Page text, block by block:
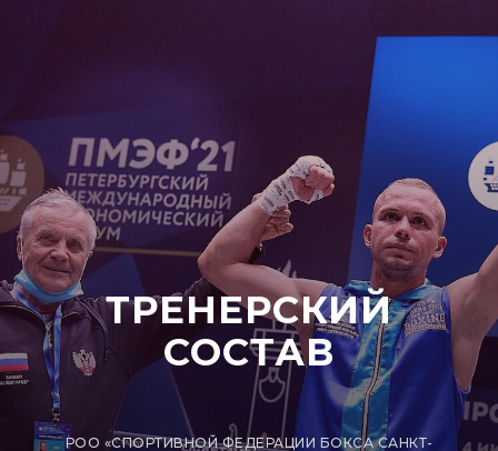
ТРЕНЕРСКИЙ
СОСТАВ
РОО «СПОРТИВНОЙ ФЕДЕРАЦИИ БОКСА САНКТ-